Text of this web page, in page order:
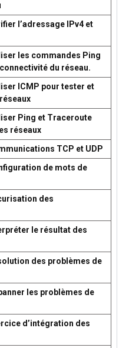
l’adressage IPv4 et
les commandes Ping
du réseau.
ICMP pour tester et
Ping et Traceroute
réseaux
TCP et UDP
de mots de
des
le résultat des
des problèmes de
les problèmes de
d’intégration des